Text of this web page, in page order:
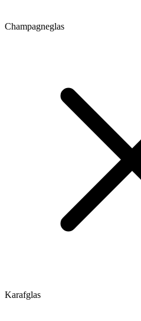
Champagneglas
Karafglas